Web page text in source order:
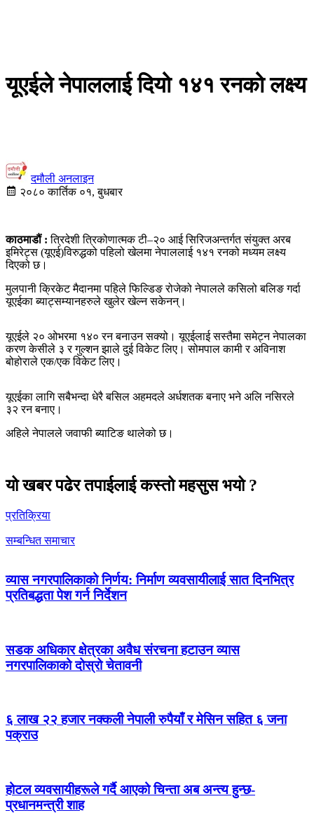
यूएईले नेपाललाई दियो १४१ रनको लक्ष्य
दमौली अनलाइन
२०८० कार्तिक ०१, बुधबार
काठमाडौं : त्रिदेशी त्रिकोणात्मक टी–२० आई सिरिजअन्तर्गत संयुक्त अरब
इमिरेट्स (यूएई)विरुद्धको पहिलो खेलमा नेपाललाई १४१ रनको मध्यम लक्ष्य
दिएको छ।
मुलपानी क्रिकेट मैदानमा पहिले फिल्डिङ रोजेको नेपालले कसिलो बलिङ गर्दा
यूएईका ब्याट्सम्यानहरुले खुलेर खेल्न सकेनन्।
यूएईले २० ओभरमा १४० रन बनाउन सक्यो। यूएईलाई सस्तैमा समेट्न नेपालका
करण केसीले ३ र गुल्शन झाले दुई विकेट लिए। सोमपाल कामी र अविनाश
बोहोराले एक/एक विकेट लिए।
यूएईका लागि सबैभन्दा धेरै बसिल अहमदले अर्धशतक बनाए भने अलि नसिरले
३२ रन बनाए।
अहिले नेपालले जवाफी ब्याटिङ थालेको छ।
यो खबर पढेर तपाईलाई कस्तो महसुस भयो ?
प्रतिक्रिया
सम्बन्धित समाचार
व्यास नगरपालिकाको निर्णय: निर्माण व्यवसायीलाई सात दिनभित्र
प्रतिबद्धता पेश गर्न निर्देशन
सडक अधिकार क्षेत्रका अवैध संरचना हटाउन व्यास
नगरपालिकाको दोस्रो चेतावनी
६ लाख २२ हजार नक्कली नेपाली रुपैयाँ र मेसिन सहित ६ जना
पक्राउ
होटल व्यवसायीहरूले गर्दै आएको चिन्ता अब अन्त्य हुन्छ-
प्रधानमन्त्री शाह